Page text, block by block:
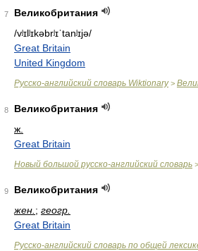
7
Великобритания
/vʲɪlʲɪkəbrʲɪˈtanʲɪjə/
Great Britain
United Kingdom
Русско-английский словарь Wiktionary>
8
Великобритания
ж.
Great Britain
Новый большой русско-английский словарь >
9
Великобритания
жен. ; геогр.
Great Britain
Русско-английский словарь по общей